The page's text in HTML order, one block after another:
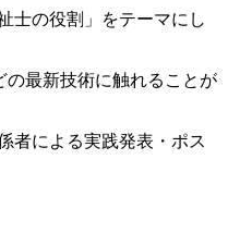
士の役割」をテーマにし
最新技術に触れることが
者による実践発表・ポス